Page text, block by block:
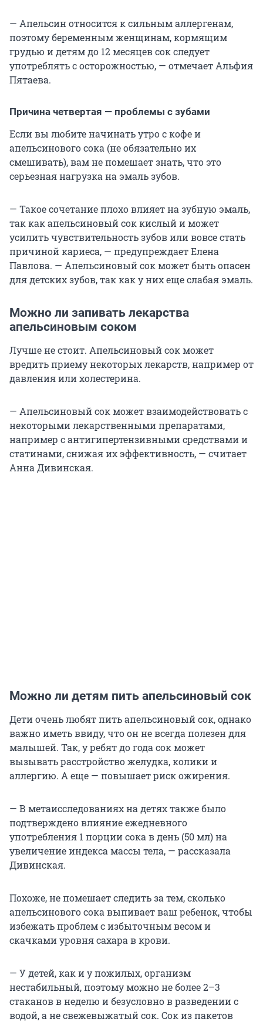
— Апельсин относится к сильным аллергенам,
поэтому беременным женщинам, кормящим
грудью и детям до 12 месяцев сок следует
употреблять с осторожностью, — отмечает Альфия
Пятаева.
Причина четвертая — проблемы с зубами
Если вы любите начинать утро с кофе и
апельсинового сока (не обязательно их
смешивать), вам не помешает знать, что это
серьезная нагрузка на эмаль зубов.
— Такое сочетание плохо влияет на зубную эмаль,
так как апельсиновый сок кислый и может
усилить чувствительность зубов или вовсе стать
причиной кариеса, — предупреждает Елена
Павлова. — Апельсиновый сок может быть опасен
для детских зубов, так как у них еще слабая эмаль.
Можно ли запивать лекарства
апельсиновым соком
Лучше не стоит. Апельсиновый сок может
вредить приему некоторых лекарств, например от
давления или холестерина.
— Апельсиновый сок может взаимодействовать с
некоторыми лекарственными препаратами,
например с антигипертензивными средствами и
статинами, снижая их эффективность, — считает
Анна Дивинская.
Можно ли детям пить апельсиновый сок
Дети очень любят пить апельсиновый сок, однако
важно иметь ввиду, что он не всегда полезен для
малышей. Так, у ребят до года сок может
вызывать расстройство желудка, колики и
аллергию. А еще — повышает риск ожирения.
— В метаисследованиях на детях также было
подтверждено влияние ежедневного
употребления 1 порции сока в день (50 мл) на
увеличение индекса массы тела, — рассказала
Дивинская.
Похоже, не помешает следить за тем, сколько
апельсинового сока выпивает ваш ребенок, чтобы
избежать проблем с избыточным весом и
скачками уровня сахара в крови.
— У детей, как и у пожилых, организм
нестабильный, поэтому можно не более 2–3
стаканов в неделю и безусловно в разведении с
водой, а не свежевыжатый сок. Сок из пакетов